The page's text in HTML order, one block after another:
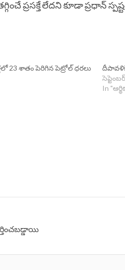
ప్ర‌స‌క్తే లేద‌ని కూడా ప్ర‌ధాన్
శాతం పెరిగిన పెట్రోల్ ధరలు
దీపావళికి
In